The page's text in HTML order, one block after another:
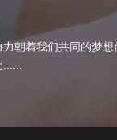
朝着我们共同的梦想